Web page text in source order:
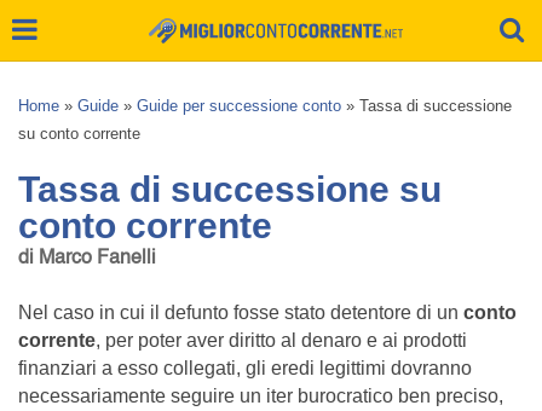
Home » Guide » Guide per successione conto » Tassa di successione
su conto corrente
Tassa di successione su
conto corrente
di Marco Fanelli
Nel caso in cui il defunto fosse stato detentore di un conto
corrente, per poter aver diritto al denaro e ai prodotti
finanziari a esso collegati, gli eredi legittimi dovranno
necessariamente seguire un iter burocratico ben preciso,